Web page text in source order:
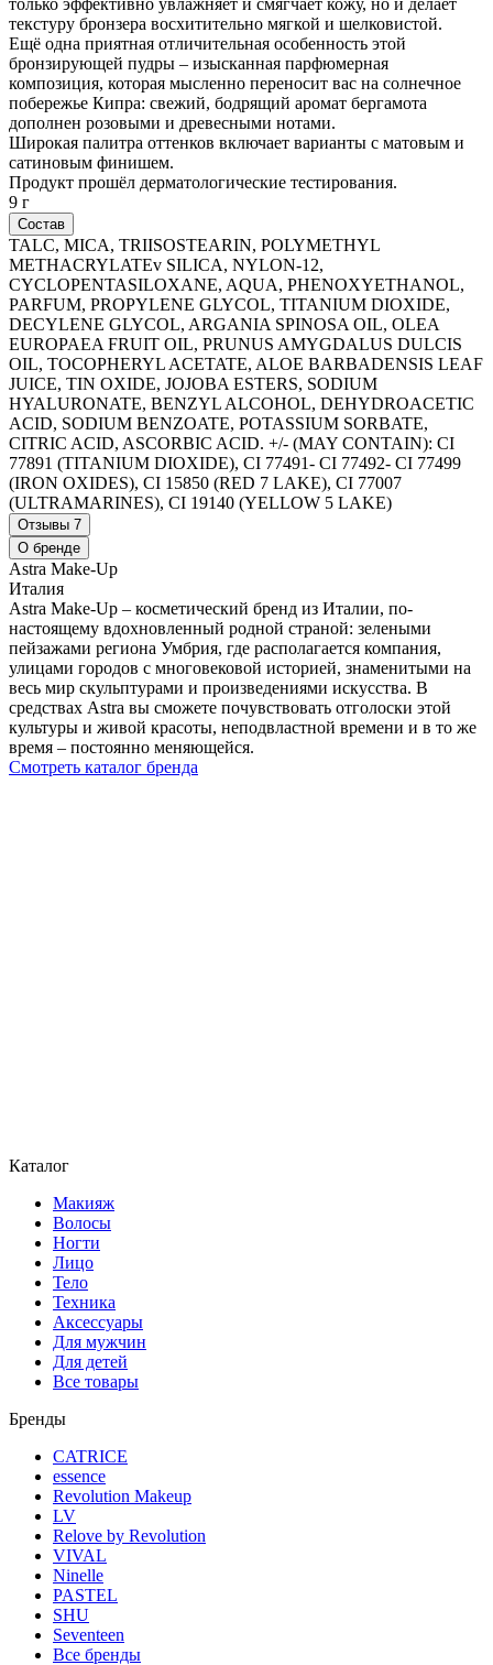
только эффективно увлажняет и смягчает кожу, но и делает
текстуру бронзера восхитительно мягкой и шелковистой.
Ещё одна приятная отличительная особенность этой
бронзирующей пудры – изысканная парфюмерная
композиция, которая мысленно переносит вас на солнечное
побережье Кипра: свежий, бодрящий аромат бергамота
дополнен розовыми и древесными нотами.
Широкая палитра оттенков включает варианты с матовым и
сатиновым финишем.
Продукт прошёл дерматологические тестирования.
9 г
Состав
TALC, MICA, TRIISOSTEARIN, POLYMETHYL
METHACRYLATEv SILICA, NYLON-12,
CYCLOPENTASILOXANE, AQUA, PHENOXYETHANOL,
PARFUM, PROPYLENE GLYCOL, TITANIUM DIOXIDE,
DECYLENE GLYCOL, ARGANIA SPINOSA OIL, OLEA
EUROPAEA FRUIT OIL, PRUNUS AMYGDALUS DULCIS
OIL, TOCOPHERYL ACETATE, ALOE BARBADENSIS LEAF
JUICE, TIN OXIDE, JOJOBA ESTERS, SODIUM
HYALURONATE, BENZYL ALCOHOL, DEHYDROACETIC
ACID, SODIUM BENZOATE, POTASSIUM SORBATE,
CITRIC ACID, ASCORBIC ACID. +/- (MAY CONTAIN): CI
77891 (TITANIUM DIOXIDE), CI 77491- CI 77492- CI 77499
(IRON OXIDES), CI 15850 (RED 7 LAKE), CI 77007
(ULTRAMARINES), CI 19140 (YELLOW 5 LAKE)
Отзывы 7
О бренде
Astra Make-Up
Италия
Astra Make-Up – косметический бренд из Италии, по-
настоящему вдохновленный родной страной: зелеными
пейзажами региона Умбрия, где располагается компания,
улицами городов с многовековой историей, знаменитыми на
весь мир скульптурами и произведениями искусства. В
средствах Astra вы сможете почувствовать отголоски этой
культуры и живой красоты, неподвластной времени и в то же
время – постоянно меняющейся.
Смотреть каталог бренда
Каталог
Макияж
Волосы
Ногти
Лицо
Тело
Техника
Аксессуары
Для мужчин
Для детей
Все товары
Бренды
CATRICE
essence
Revolution Makeup
LV
Relove by Revolution
VIVAL
Ninelle
PASTEL
SHU
Seventeen
Все бренды